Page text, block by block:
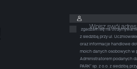
Wpisz swój
zgadzam się na
z siedzibą przy ul.
oraz informacje handlowe
moich danych osobowych w
Administratorem podanych
PARK” sp. z o.o. z siedzibą